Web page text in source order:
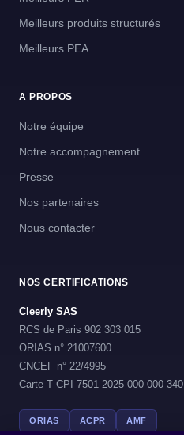
Meilleurs produits structurés
Meilleurs PEA
A PROPOS
Notre équipe
Notre accompagnement
Presse
Nos partenaires
Nous contacter
NOS CERTIFICATIONS
Cleerly SAS
RCS de Paris 902 303 015
ORIAS n° 21007600
CNCEF n° 22/4995
Carte T CPI 7501 2025 000 000 340
ORIAS ACPR AMF